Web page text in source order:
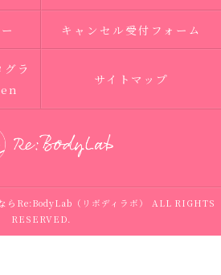
キャンセル受付フォーム
ラ
サイトマップ
らRe:BodyLab（リボディラボ） ALL RIGHTS
RESERVED.